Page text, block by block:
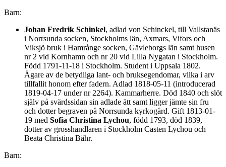
Barn:
Johan Fredrik Schinkel, adlad von Schinckel, till Vallstanäs
i Norrsunda socken, Stockholms län, Axmars, Vifors och
Viksjö bruk i Hamrånge socken, Gävleborgs län samt husen
nr 2 vid Kornhamn och nr 20 vid Lilla Nygatan i Stockholm.
Född 1791-11-18 i Stockholm. Student i Uppsala 1802.
Ägare av de betydliga lant- och bruksegendomar, vilka i arv
tillfallit honom efter fadern. Adlad 1818-05-11 (introducerad
1819-04-17 under nr 2264). Kammarherre. Död 1840 och slöt
själv på svärdssidan sin adlade ätt samt ligger jämte sin fru
och dotter begraven på Norrsunda kyrkogård. Gift 1813-01-
19 med Sofia Christina Lychou, född 1793, död 1839,
dotter av grosshandlaren i Stockholm Casten Lychou och
Beata Christina Bähr.
Barn: